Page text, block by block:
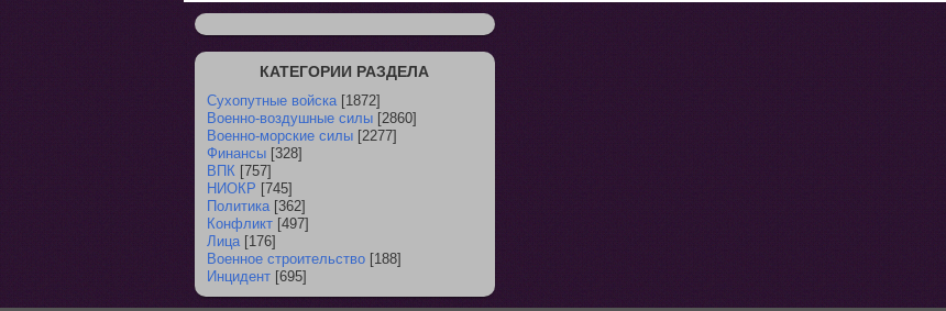
КАТЕГОРИИ РАЗДЕЛА
Сухопутные войска [1872]
Военно-воздушные силы [2860]
Военно-морские силы [2277]
Финансы [328]
ВПК [757]
НИОКР [745]
Политика [362]
Конфликт [497]
Лица [176]
Военное строительство [188]
Инцидент [695]